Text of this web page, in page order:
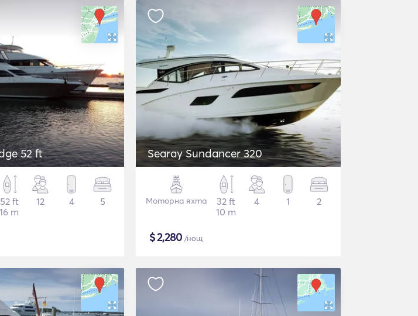
52 ft
52 ft
16 m
12 4 5
Searay Sundancer 320
Моторна яхта
32 ft
10 m
4 1 2
$2,280 /нощ